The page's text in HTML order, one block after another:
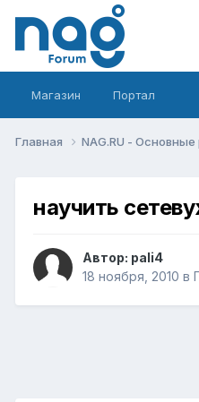
Магазин Портал
Главная NAG.RU -
научить
Автор: pali4
18 ноября, 2010 в